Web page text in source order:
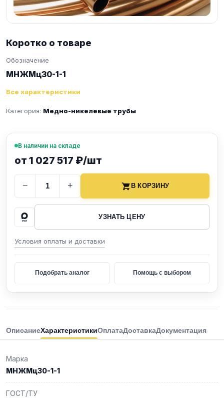
Коротко о товаре
Обозначение
МНЖМц30-1-1
Все характеристики
Категория: Медно-никелевые трубы
В наличии на складе
от 1 027 517 ₽/шт
− + В КОРЗИНУ
УЗНАТЬ ЦЕНУ
Условия оплаты и доставки
Подобрать аналог Помощь с выбором
ОписаниеХарактеристикиОплатаДоставкаДокументация
Марка
МНЖМц30-1-1
ГОСТ/ТУ